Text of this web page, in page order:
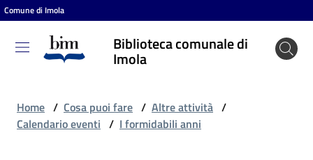
Vai al contenuto
Vai alla navigazione
Vai al footer
Comune di Imola
Biblioteca comunale di
Imola
Biblioteca
comunale
Home / Cosa puoi fare / Altre attività /
Calendario eventi / I formidabili anni